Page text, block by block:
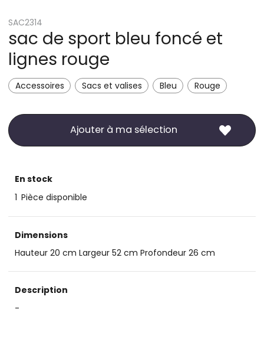
SAC2314
sac de sport bleu foncé et
lignes rouge
Accessoires Sacs et valises Bleu Rouge
Ajouter à ma sélection
En stock
1 Pièce disponible
Dimensions
Hauteur 20 cm Largeur 52 cm Profondeur 26 cm
Description
-